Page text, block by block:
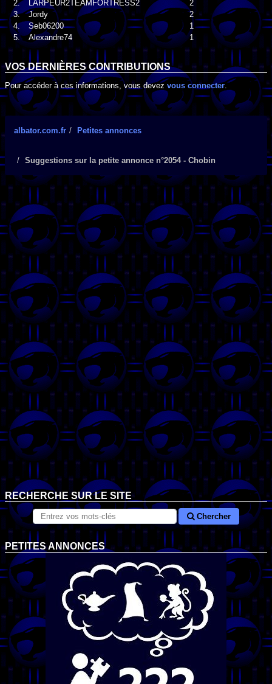
2.
LARPEUR2TEAMFORTRESS2
2
3.
Jordy
2
4.
Seb06200
1
5.
Alexandre74 1
VOS DERNIÈRES CONTRIBUTIONS
Pour accéder à ces informations, vous devez vous connecter
albator.com.fr Petites annonces
Suggestions sur la petite annonce n°2054 - Chobin
RECHERCHE SUR LE SITE
Chercher
PETITES ANNONCES